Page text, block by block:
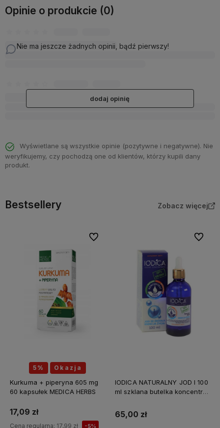
Opinie o produkcie (0)
Nie ma jeszcze żadnych opinii, bądź pierwszy!
dodaj opinię
Wyświetlane są wszystkie opinie (pozytywne i negatywne). Nie
weryfikujemy, czy pochodzą one od klientów, którzy kupili dany
produkt.
Bestsellery Zobacz więcej
5% Okazja
Kurkuma + piperyna 605 mg
60 kapsułek MEDICA HERBS
17,09 zł
Cena regularna: 17,99 zł -5%
Do ulubionych
IODICA NATURALNY JOD I 100
ml szklana butelka koncentrat
65,00 zł
Do